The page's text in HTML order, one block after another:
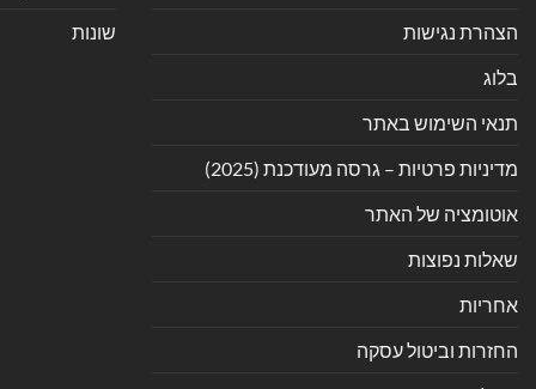
הצהרת נגישות
בלוג
תנאי השימוש באתר
מדיניות פרטיות – גרסה מעודכנת (2025)
אוטומציה של האתר
שאלות נפוצות
אחריות
החזרות וביטול עסקה
שונות